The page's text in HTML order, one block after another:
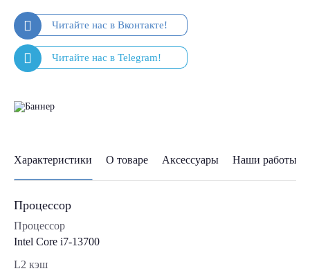
Характеристики О товаре Аксессуары Наши работы
Процессор
Процессор
Intel Core i7-13700
L2 кэш